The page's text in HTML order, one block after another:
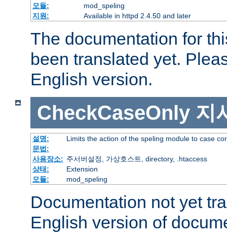
모듈:
mod_speling
지원:
Available in httpd 2.4.50 and later
The documentation for
been translated yet.
English version.
CheckCaseOnly 지
설명:
Limits the action of the speling module to case
문법:
사용장소: 주서버설정, 가상호스트, directory, .htaccess
상태:
Extension
모듈:
mod_speling
Documentation not yet
English version of